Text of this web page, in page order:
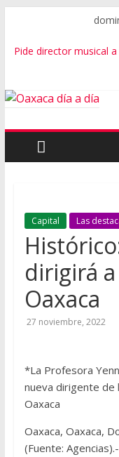
Pide director musical
Advierten de riesgos
Cumple gobernador
Capital Las
dirigirá
Oaxaca
27 noviembre, 2022
*La Profesora
nueva dirigente de
Oaxaca
Oaxaca, Oaxaca,
(Fuente: